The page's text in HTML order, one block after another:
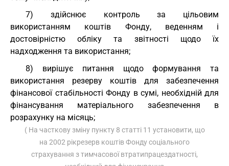
7) здійснює контроль за цільовим
використанням коштів Фонду, веденням і
достовірністю обліку та звітності щодо їх
надходження та використання;
8) вирішує питання щодо формування та
використання резерву коштів для забезпечення
фінансової стабільності Фонду в сумі, необхідній для
фінансування матеріального забезпечення в
розрахунку на місяць;
( На часткову зміну пункту 8 статті 11 установити, що
на 2002 рікрезерв коштів Фонду соціального
страхування з тимчасової втратипрацездатності,